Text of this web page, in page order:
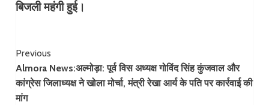
बिजली महंगी हुई।
Continue
Reading
Previous
Almora News:अल्मोड़ा: पूर्व विस अध्यक्ष गोविंद सिंह कुंजवाल और
कांग्रेस जिलाध्यक्ष ने खोला मोर्चा, मंत्री रेखा आर्य के पति पर कार्रवाई की
मांग